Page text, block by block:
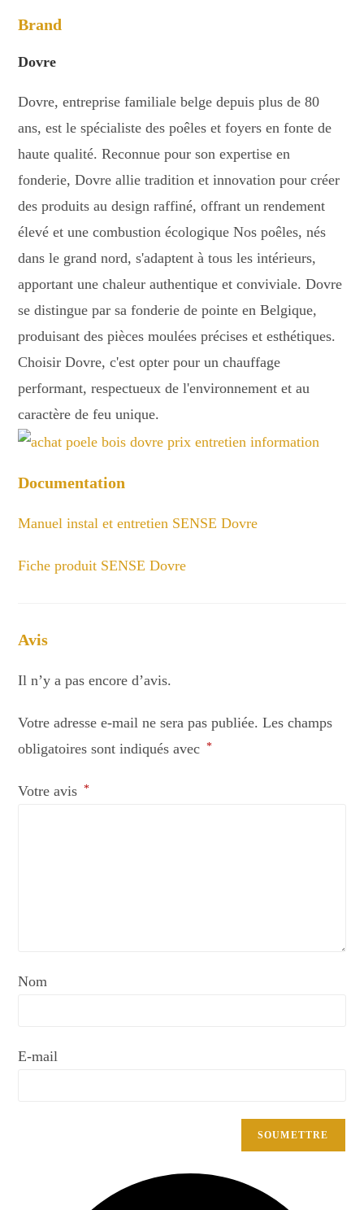
Brand
Dovre
Dovre, entreprise familiale belge depuis plus de 80
ans, est le spécialiste des poêles et foyers en fonte de
haute qualité. Reconnue pour son expertise en
fonderie, Dovre allie tradition et innovation pour créer
des produits au design raffiné, offrant un rendement
élevé et une combustion écologique Nos poêles, nés
dans le grand nord, s'adaptent à tous les intérieurs,
apportant une chaleur authentique et conviviale. Dovre
se distingue par sa fonderie de pointe en Belgique,
produisant des pièces moulées précises et esthétiques.
Choisir Dovre, c'est opter pour un chauffage
performant, respectueux de l'environnement et au
caractère de feu unique.
Documentation
Manuel instal et entretien SENSE Dovre
Fiche produit SENSE Dovre
Avis
Il n’y a pas encore d’avis.
Votre adresse e-mail ne sera pas publiée. Les champs
obligatoires sont indiqués avec *
Votre avis *
Nom
E-mail